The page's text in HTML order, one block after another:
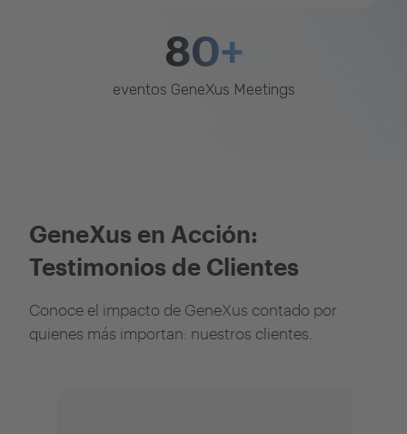
80+
eventos GeneXus Meetings
GeneXus en Acción:
Testimonios de Clientes
Conoce el impacto de GeneXus contado por
quienes más importan: nuestros clientes.